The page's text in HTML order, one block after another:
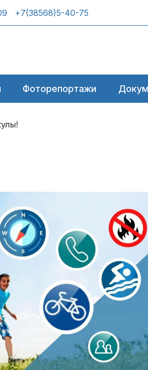
+7(38568)5-40-75
Фоторепортажи